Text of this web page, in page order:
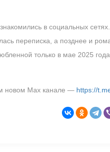
в социальных
переписка, а позднее и
только в мае 2025
новом Max канале — https://